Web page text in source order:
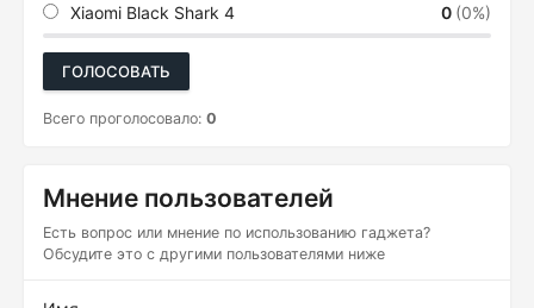
Xiaomi Black Shark 4 0 (0%)
ГОЛОСОВАТЬ
Всего проголосовало: 0
Мнение пользователей
Есть вопрос или мнение по использованию гаджета?
Обсудите это с другими пользователями ниже